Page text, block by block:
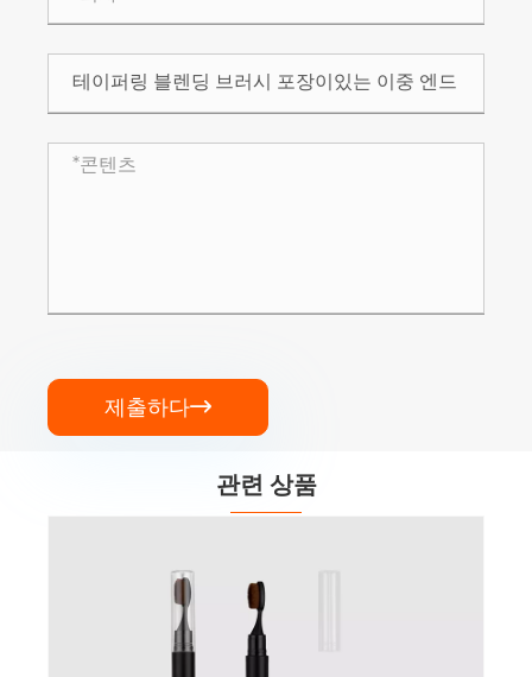
제출하다
관련 상품